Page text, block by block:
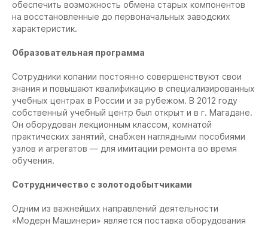
обеспечить возможность обмена старых компонентов
на восстановленные до первоначальных заводских
характеристик.
Образовательная программа
Сотрудники копании постоянно совершенствуют свои
знания и повышают квалификацию в специализированных
учебных центрах в России и за рубежом. В 2012 году
собственный учебный центр был открыт и в г. Магадане.
Он оборудован лекционным классом, комнатой
практических занятий, снабжен наглядными пособиями
узлов и агрегатов — для имитации ремонта во время
обучения.
Сотрудничество с золотодобытчиками
Одним из важнейших направлений деятельности
«Модерн Машинери» является поставка оборудования